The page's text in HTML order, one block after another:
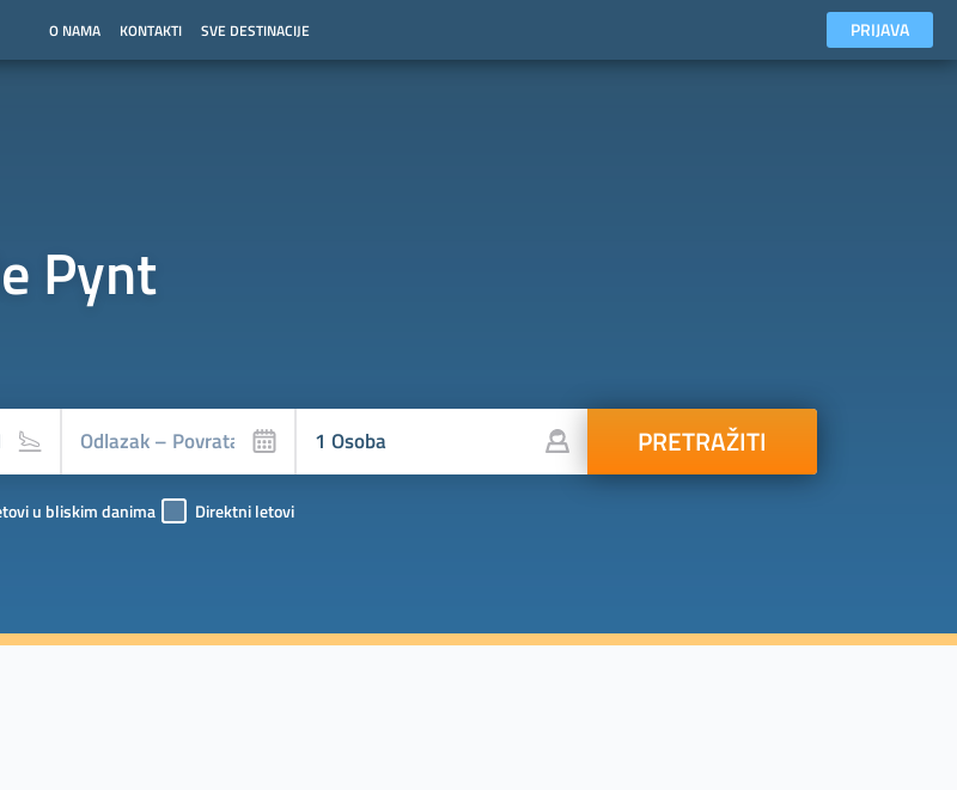
O NAMA KONTAKTI SVE DESTINACIJE PRIJAVA
Pynt
PRETRAŽITI
u bliskim danima Direktni letovi